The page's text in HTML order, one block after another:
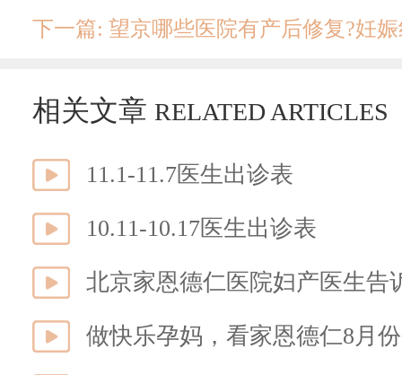
下一篇: 望京哪些医院有产后修复?妊
相关文章 RELATED ARTICLES
11.1-11.7医生出诊表
10.11-10.17医生出诊表
北京家恩德仁医院妇产医生告
做快乐孕妈，看家恩德仁8月